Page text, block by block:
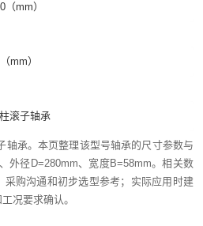
（mm）
mm）
滚子轴承
轴承。本页整理该型号轴承的尺寸参数与
外径D=280mm、宽度B=58mm。相关数
购沟通和初步选型参考；实际应用时建
况要求确认。